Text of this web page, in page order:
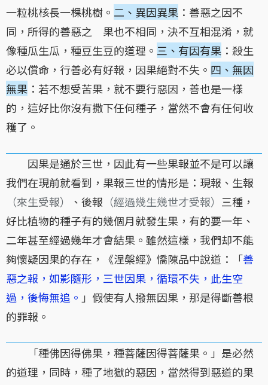
一粒桃核長一棵桃樹。 二、異因異果 ：善惡之因不
同，所得的善惡之 果也不相同，決不互相混淆，就
像種瓜生瓜，種豆生豆的道理。 三、有因有果 ：殺生
必以償命，行善必有好報，因果絕對不失。 四、無因
無果 ：若不想受苦果，就不要行惡因，善也是一樣
的，這好比你沒有撒下任何種子，當然不會有任何收
穫了。
因果是通於三世，因此有一些果報並不是可以讓
我們在現前就看到，果報三世的情形是：現報、生報
（來生受報）
、後報 （經過幾生幾世才受報） 三種，
好比植物的種子有的幾個月就發生果，有的要一年、
二年甚至經過幾年才會結果。雖然這樣，我們却不能
夠懷疑因果的存在，《涅槃經》憍陳品中說道：「善
惡之報，如影隨形，三世因果，循環不失，此生空
過，後悔無追。 」假使有人撥無因果，那是得斷善根
的罪報。
「種佛因得佛果，種菩薩因得菩薩果。」是必然
的道理，同時，種了地獄的惡因，當然得到惡道的果